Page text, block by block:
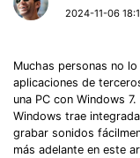
2024-11-06
Muchas personas no
aplicaciones de
una PC con Windows
Windows trae
grabar sonidos
más adelante en este